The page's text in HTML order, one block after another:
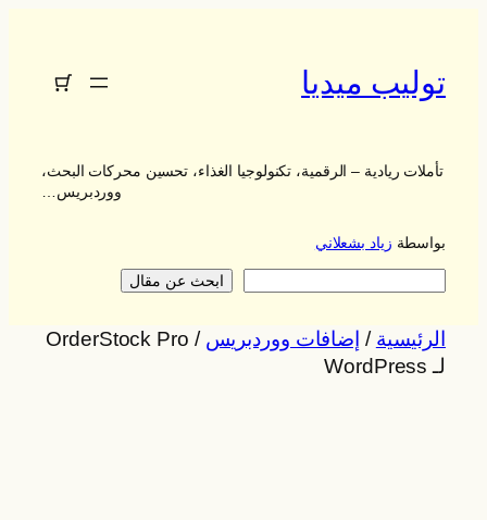
توليب ميديا
تأملات ريادية – الرقمية، تكنولوجيا الغذاء، تحسين محركات البحث،
ووردبريس…
بواسطة زياد بشعلاني
ابحث عن مقال
الرئيسية / إضافات ووردبريس
/ OrderStock Pro
لـ WordPress